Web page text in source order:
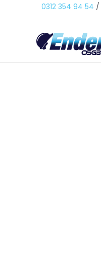
0312 354 94 54 /